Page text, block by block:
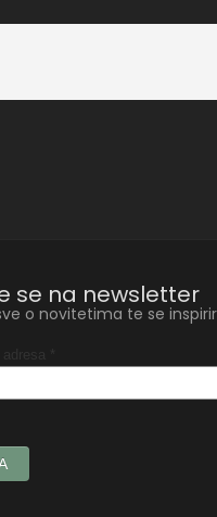
se na newsletter
o novitetima te se